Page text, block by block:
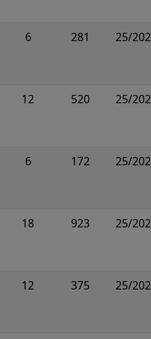
6 281 25/
12 520 25/
6 172 25/
18 923 25/
12 375 25/